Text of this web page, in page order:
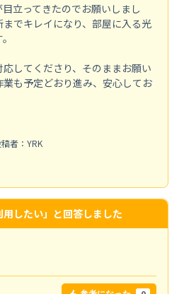
立ってきたのでお願いしまし
でキレイになり、部屋に入る光
してくださり、そのままお願い
も予定どおり進み、安心してお
者：YRK
用したい」と回答しました